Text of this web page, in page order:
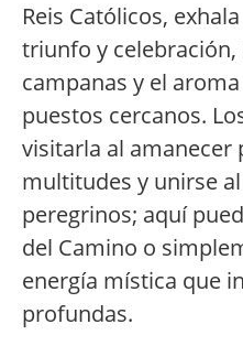
Reis Católicos,
triunfo y celebración,
campanas y el
puestos cercanos.
visitarla al
multitudes y unirse
peregrinos; aquí
del Camino o
energía mística que
profundas.